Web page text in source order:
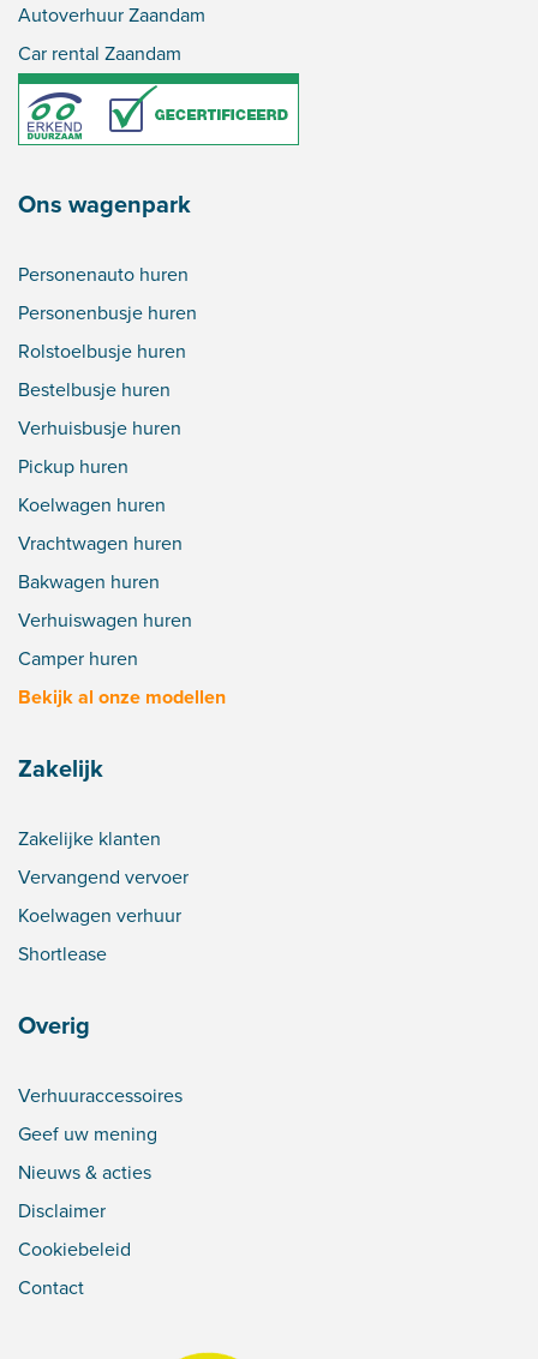
Autoverhuur Zaandam
Car rental Zaandam
Ons wagenpark
Personenauto huren
Personenbusje huren
Rolstoelbusje huren
Bestelbusje huren
Verhuisbusje huren
Pickup huren
Koelwagen huren
Vrachtwagen huren
Bakwagen huren
Verhuiswagen huren
Camper huren
Bekijk al onze modellen
Zakelijk
Zakelijke klanten
Vervangend vervoer
Koelwagen verhuur
Shortlease
Overig
Verhuuraccessoires
Geef uw mening
Nieuws & acties
Disclaimer
Cookiebeleid
Contact